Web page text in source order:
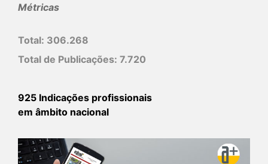
Métricas
Total: 306.268
Total de Publicações: 7.720
925 Indicações profissionais
em âmbito nacional